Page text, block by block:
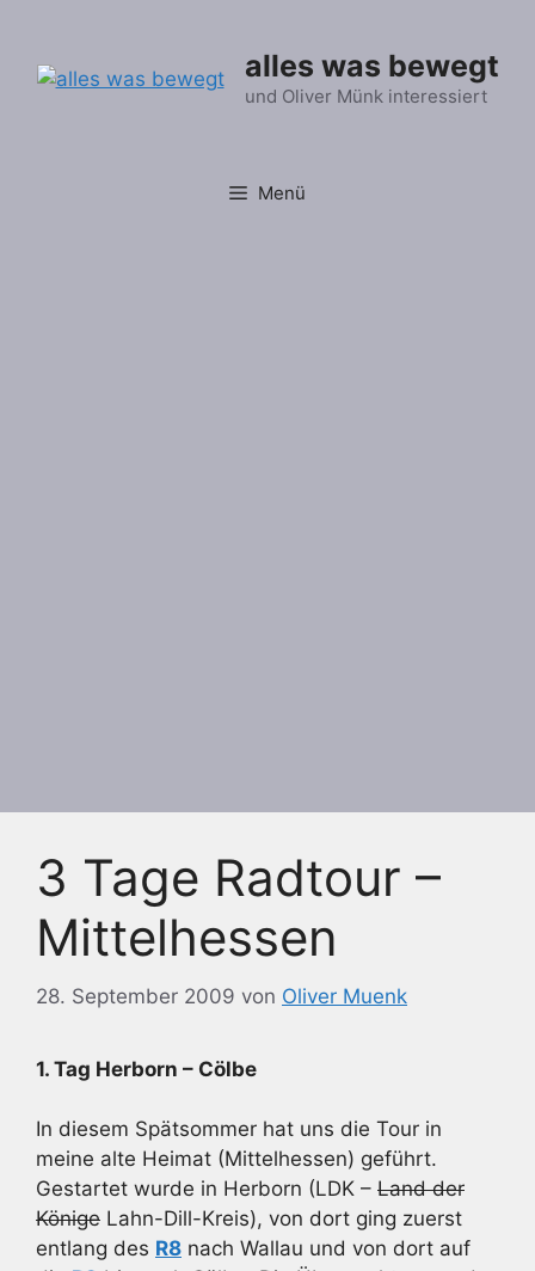
springen
alles was bewegt
und Oliver Münk interessiert
Menü
3 Tage Radtour –
Mittelhessen
28. September 2009 von Oliver Muenk
1. Tag Herborn – Cölbe
In diesem Spätsommer hat uns die Tour in
meine alte Heimat (Mittelhessen) geführt.
Gestartet wurde in Herborn (LDK – Land der
Könige Lahn-Dill-Kreis), von dort ging zuerst
entlang des R8 nach Wallau und von dort auf